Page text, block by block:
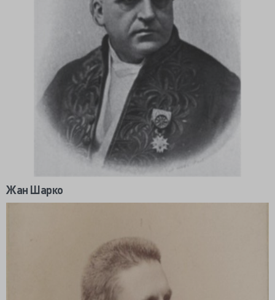
Жан Шарко